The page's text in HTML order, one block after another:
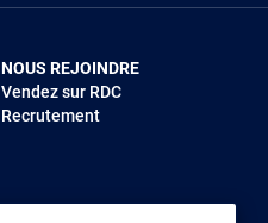
NOUS REJOINDRE
Vendez sur RDC
Recrutement